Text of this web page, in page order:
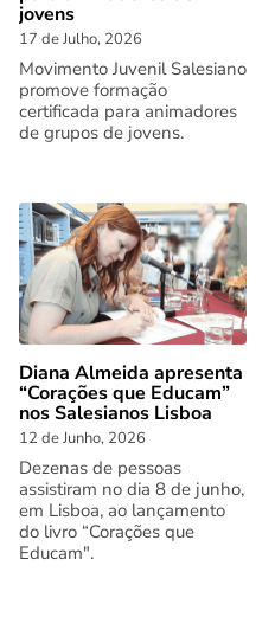
jovens
17 de Julho, 2026
Movimento Juvenil Salesiano
promove formação
certificada para animadores
de grupos de jovens.
Diana Almeida apresenta
“Corações que Educam”
nos Salesianos Lisboa
12 de Junho, 2026
Dezenas de pessoas
assistiram no dia 8 de junho,
em Lisboa, ao lançamento
do livro “Corações que
Educam".